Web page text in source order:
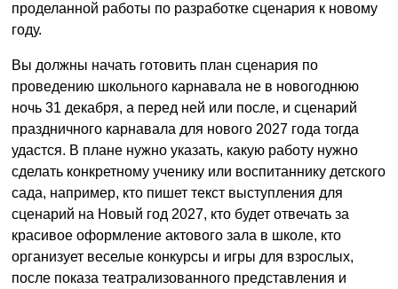
проделанной работы по разработке сценария к новому
году.
Вы должны начать готовить план сценария по
проведению школьного карнавала не в новогоднюю
ночь 31 декабря, а перед ней или после, и сценарий
праздничного карнавала для нового 2027 года тогда
удастся. В плане нужно указать, какую работу нужно
сделать конкретному ученику или воспитаннику детского
сада, например, кто пишет текст выступления для
сценарий на Новый год 2027, кто будет отвечать за
красивое оформление актового зала в школе, кто
организует веселые конкурсы и игры для взрослых,
после показа театрализованного представления и